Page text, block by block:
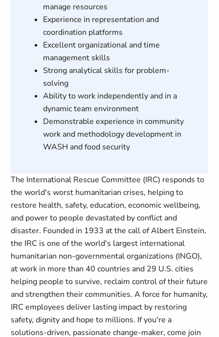
manage resources
Experience in representation and
coordination platforms
Excellent organizational and time
management skills
Strong analytical skills for problem-
solving
Ability to work independently and in a
dynamic team environment
Demonstrable experience in community
work and methodology development in
WASH and food security
The International Rescue Committee (IRC) responds to
the world's worst humanitarian crises, helping to
restore health, safety, education, economic wellbeing,
and power to people devastated by conflict and
disaster. Founded in 1933 at the call of Albert Einstein,
the IRC is one of the world's largest international
humanitarian non-governmental organizations (INGO),
at work in more than 40 countries and 29 U.S. cities
helping people to survive, reclaim control of their future
and strengthen their communities. A force for humanity,
IRC employees deliver lasting impact by restoring
safety, dignity and hope to millions. If you're a
solutions-driven, passionate change-maker, come join